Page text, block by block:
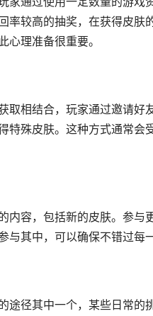
率较高的抽奖，在获得皮肤
心理准备很重要。
取相结合，玩家通过邀请
特殊皮肤。这种方式通常
内容，包括新的皮肤。参
与其中，可以确保不错过每
途径其中一个，某些日常